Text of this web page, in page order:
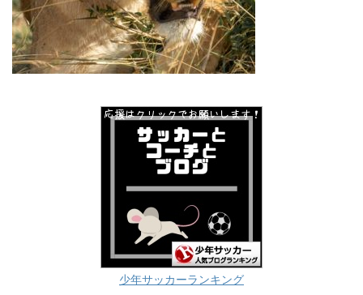
少年サッカーランキング